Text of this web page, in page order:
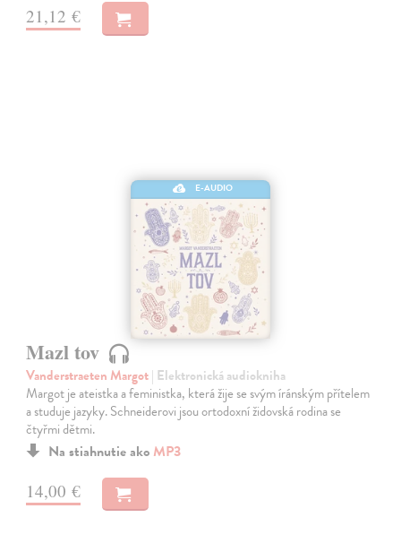
21,12 €
E-AUDIO
Mazl tov
Vanderstraeten Margot| Elektronická audiokniha
Margot je ateistka a feministka, která žije se svým íránským přítelem
a studuje jazyky. Schneiderovi jsou ortodoxní židovská rodina se
čtyřmi dětmi.
Na stiahnutie ako MP3
14,00 €